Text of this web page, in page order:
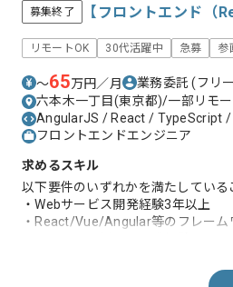
募集終了 【フロントエンド（
リモートOK 30代活躍中 急募 参
〜65万円／月 業務委託(フリ
六本木一丁目(東京都)/一部リモ
AngularJS / React / TypeScript /
フロントエンドエンジニア
求めるスキル
以下要件のいずれかを満たしている
・Webサービス開発経験3年以上
・React/Vue/Angular等のフレー